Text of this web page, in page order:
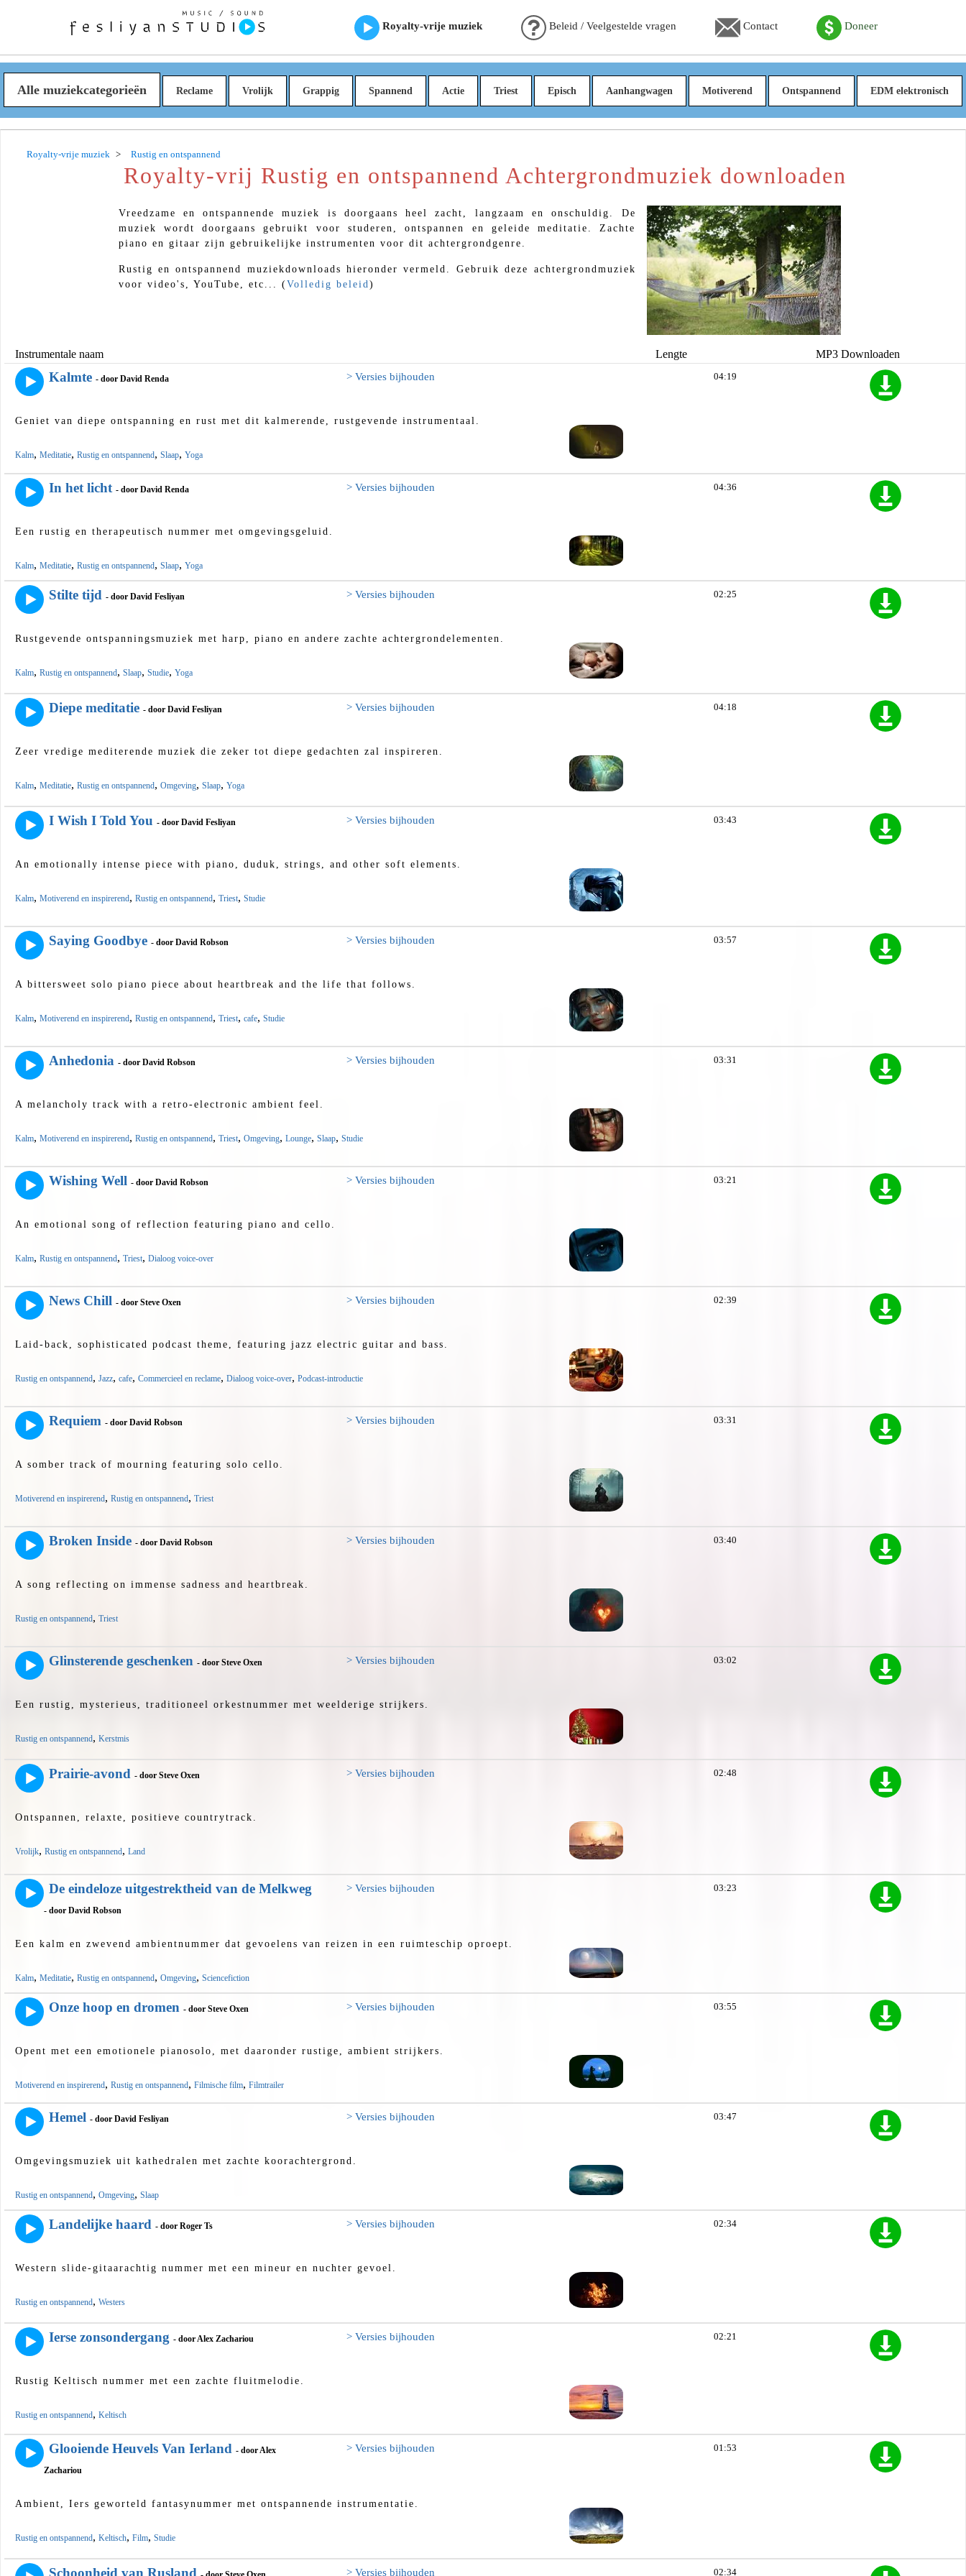
Royalty-vrije muziek Beleid / Veelgestelde vragen Contact Doneer
Alle muziekcategorieën Reclame Vrolijk Grappig Spannend Actie Triest Episch Aanhangwagen Motiverend Ontspannend EDM elektronisch
Royalty-vrije muziek Rustig en ontspannend
Royalty-vrij Rustig en ontspannend Achtergrondmuziek downloaden
Vreedzame en ontspannende muziek is doorgaans heel zacht, langzaam en onschuldig. De
muziek wordt doorgaans gebruikt voor studeren, ontspannen en geleide meditatie. Zachte
piano en gitaar zijn gebruikelijke instrumenten voor dit achtergrondgenre.
Rustig en ontspannend muziekdownloads hieronder vermeld. Gebruik deze achtergrondmuziek
voor video's, YouTube, etc... (Volledig beleid)
Instrumentale naam Lengte MP3 Downloaden
Kalmte - door David Renda > Versies bijhouden
Geniet van diepe ontspanning en rust met dit kalmerende, rustgevende instrumentaal.
Kalm, Meditatie, Rustig en ontspannend, Slaap, Yoga
04:19
In het licht - door David Renda > Versies bijhouden
Een rustig en therapeutisch nummer met omgevingsgeluid.
Kalm, Meditatie, Rustig en ontspannend, Slaap, Yoga
04:36
Stilte tijd - door David Fesliyan > Versies bijhouden
Rustgevende ontspanningsmuziek met harp, piano en andere zachte achtergrondelementen.
Kalm, Rustig en ontspannend, Slaap, Studie, Yoga
02:25
Diepe meditatie - door David Fesliyan > Versies bijhouden
Zeer vredige mediterende muziek die zeker tot diepe gedachten zal inspireren.
Kalm, Meditatie, Rustig en ontspannend, Omgeving, Slaap, Yoga
04:18
I Wish I Told You - door David Fesliyan > Versies bijhouden
An emotionally intense piece with piano, duduk, strings, and other soft elements.
Kalm, Motiverend en inspirerend, Rustig en ontspannend, Triest, Studie
03:43
Saying Goodbye - door David Robson > Versies bijhouden
A bittersweet solo piano piece about heartbreak and the life that follows.
Kalm, Motiverend en inspirerend, Rustig en ontspannend, Triest, cafe, Studie
03:57
Anhedonia - door David Robson > Versies bijhouden
A melancholy track with a retro-electronic ambient feel.
Kalm, Motiverend en inspirerend, Rustig en ontspannend, Triest, Omgeving, Lounge, Slaap, Studie
03:31
Wishing Well - door David Robson > Versies bijhouden
An emotional song of reflection featuring piano and cello.
Kalm, Rustig en ontspannend, Triest, Dialoog voice-over
03:21
News Chill - door Steve Oxen > Versies bijhouden
Laid-back, sophisticated podcast theme, featuring jazz electric guitar and bass.
Rustig en ontspannend, Jazz, cafe, Commercieel en reclame, Dialoog voice-over, Podcast-introductie
02:39
Requiem - door David Robson > Versies bijhouden
A somber track of mourning featuring solo cello.
Motiverend en inspirerend, Rustig en ontspannend, Triest
03:31
Broken Inside - door David Robson > Versies bijhouden
A song reflecting on immense sadness and heartbreak.
Rustig en ontspannend, Triest
03:40
Glinsterende geschenken - door Steve Oxen > Versies bijhouden
Een rustig, mysterieus, traditioneel orkestnummer met weelderige strijkers.
Rustig en ontspannend, Kerstmis
03:02
Prairie-avond - door Steve Oxen > Versies bijhouden
Ontspannen, relaxte, positieve countrytrack.
Vrolijk, Rustig en ontspannend, Land
02:48
De eindeloze uitgestrektheid van de Melkweg
- door David Robson
> Versies bijhouden
Een kalm en zwevend ambientnummer dat gevoelens van reizen in een ruimteschip oproept.
Kalm, Meditatie, Rustig en ontspannend, Omgeving, Sciencefiction
03:23
Onze hoop en dromen - door Steve Oxen > Versies bijhouden
Opent met een emotionele pianosolo, met daaronder rustige, ambient strijkers.
Motiverend en inspirerend, Rustig en ontspannend, Filmische film, Filmtrailer
03:55
Hemel - door David Fesliyan > Versies bijhouden
Omgevingsmuziek uit kathedralen met zachte koorachtergrond.
Rustig en ontspannend, Omgeving, Slaap
03:47
Landelijke haard - door Roger Ts > Versies bijhouden
Western slide-gitaarachtig nummer met een mineur en nuchter gevoel.
Rustig en ontspannend, Westers
02:34
Ierse zonsondergang - door Alex Zachariou > Versies bijhouden
Rustig Keltisch nummer met een zachte fluitmelodie.
Rustig en ontspannend, Keltisch
02:21
Glooiende Heuvels Van Ierland - door Alex
Zachariou
> Versies bijhouden
Ambient, Iers geworteld fantasynummer met ontspannende instrumentatie.
Rustig en ontspannend, Keltisch, Film, Studie
01:53
Schoonheid van Rusland > Versies bijhouden 02:34